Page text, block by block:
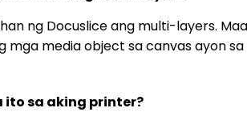
ng Docuslice ang multi-layers.
mga media object sa canvas ayon sa
ito sa aking printer?